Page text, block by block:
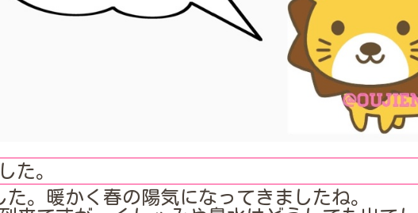
た。
た。暖かく春の陽気になってきましたね。